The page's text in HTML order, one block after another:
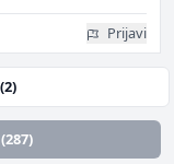
Prijavi